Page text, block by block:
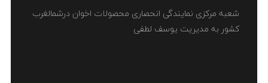
شعبه مرکزی نمایندگی انحصاری محصولات اخوان درشمالغرب
کشور به مدیریت یوسف لطفی